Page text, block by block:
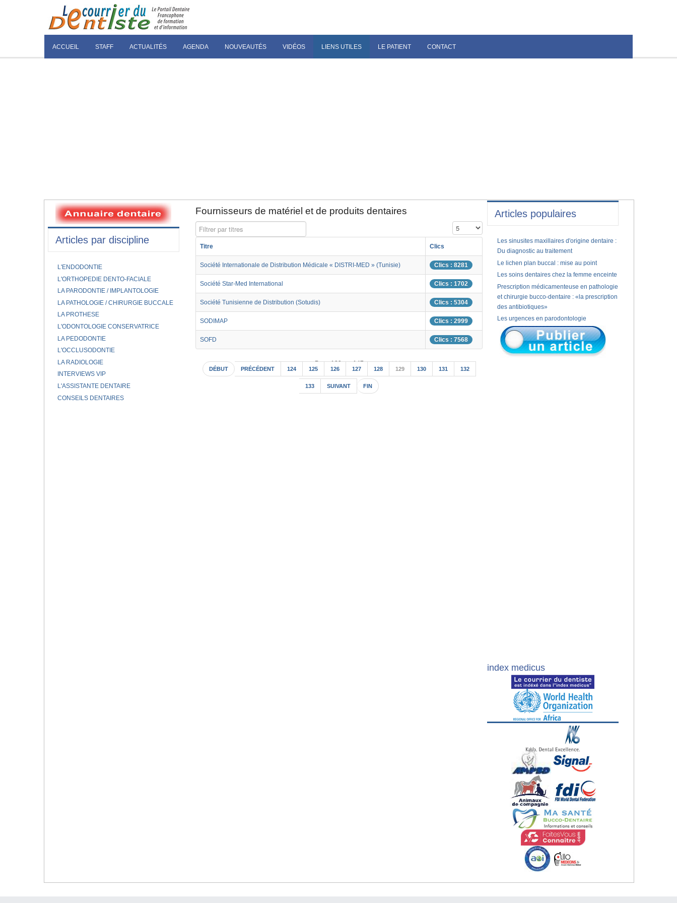
ACCUEIL STAFF ACTUALITÉS AGENDA NOUVEAUTÉS VIDÉOS LIENS UTILES LE PATIENT CONTACT
Fournisseurs de matériel et de produits dentaires
Filtrer par titres Affichage #
Titre Clics
Société Internationale de Distribution Médicale « DISTRI-MED » (Tunisie) Clics : 8281
Société Star-Med International Clics : 1702
Société Tunisienne de Distribution (Sotudis) Clics : 5304
SODIMAP Clics : 2999
SOFD Clics : 7568
Page 129 sur 147
DÉBUT PRÉCÉDENT 124 125 126 127 128 129 130 131 132
133 SUIVANT FIN
Articles par discipline
L'ENDODONTIE
L'ORTHOPEDIE DENTO-FACIALE
LA PARODONTIE / IMPLANTOLOGIE
LA PATHOLOGIE / CHIRURGIE BUCCALE
LA PROTHESE
L'ODONTOLOGIE CONSERVATRICE
LA PEDODONTIE
L'OCCLUSODONTIE
LA RADIOLOGIE
INTERVIEWS VIP
L'ASSISTANTE DENTAIRE
CONSEILS DENTAIRES
Articles populaires
Les sinusites maxillaires d'origine dentaire :
Du diagnostic au traitement
Le lichen plan buccal : mise au point
Les soins dentaires chez la femme enceinte
Prescription médicamenteuse en pathologie
et chirurgie bucco-dentaire : «la prescription
des antibiotiques»
Les urgences en parodontologie
index medicus